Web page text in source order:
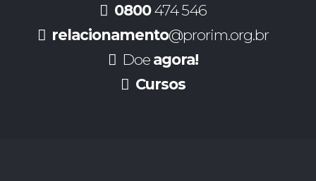
0800474 546
relacionamento@prorim.org.br
Doe agora!
Cursos